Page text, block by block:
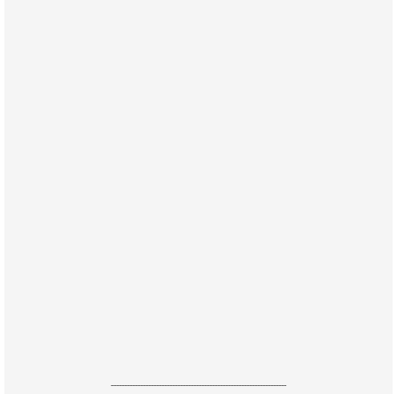
------------------------------------------------------------------